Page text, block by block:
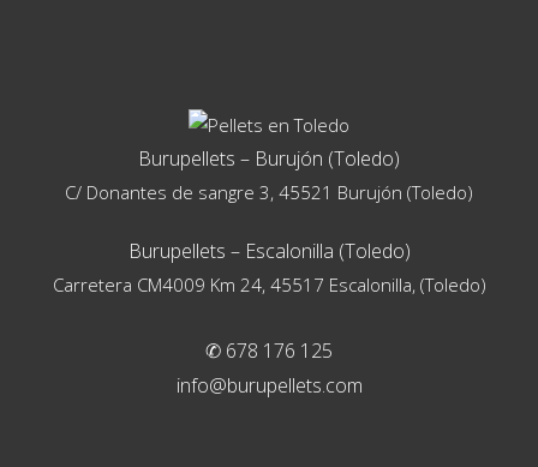
Burupellets – Burujón (Toledo)
C/ Donantes de sangre 3, 45521 Burujón (Toledo)
Burupellets – Escalonilla (Toledo)
Carretera CM4009 Km 24, 45517 Escalonilla, (Toledo)
✆ 678 176 125
info@burupellets.com